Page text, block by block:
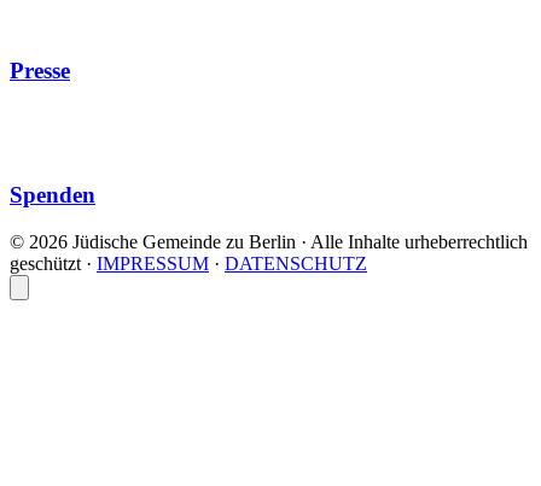
Presse
Spenden
© 2026 Jüdische Gemeinde zu Berlin · Alle Inhalte urheberrechtlich
geschützt · IMPRESSUM · DATENSCHUTZ